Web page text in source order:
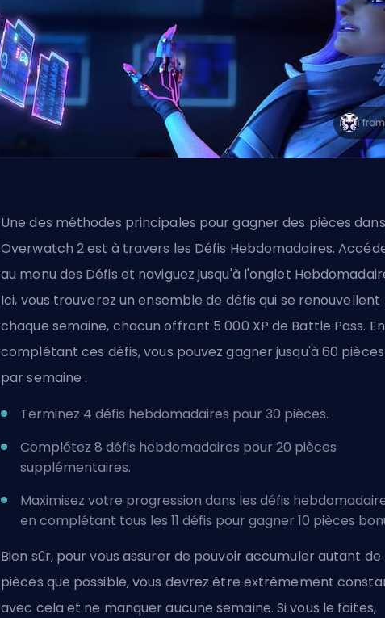
Une des méthodes principales pour gagner des pièces dans
Overwatch 2 est à travers les Défis Hebdomadaires.
au menu des Défis et naviguez jusqu'à l'onglet
Ici, vous trouverez un ensemble de défis qui se renouvellent
chaque semaine, chacun offrant 5 000 XP de Battle Pass. En
complétant ces défis, vous pouvez gagner jusqu'à 60 pièces
par semaine :
Terminez 4 défis hebdomadaires pour 30 pièces.
Complétez 8 défis hebdomadaires pour 20 pièces
supplémentaires.
Maximisez votre progression dans les défis
en complétant tous les 11 défis pour gagner 10 pièces
Bien sûr, pour vous assurer de pouvoir accumuler autant de
pièces que possible, vous devrez être extrêmement
avec cela et ne manquer aucune semaine. Si vous le faites,